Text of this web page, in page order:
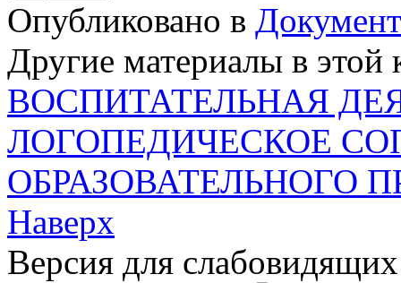
Опубликовано в
Другие материалы в этой
ВОСПИТАТЕЛЬНАЯ
ЛОГОПЕДИЧЕСКОЕ
ОБРАЗОВАТЕЛЬНОГО
Наверх
Версия для слабовидящих